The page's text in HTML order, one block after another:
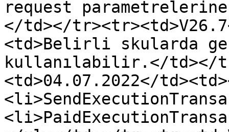
request
</td></
<td>Belirli skularda
kullanılabilir.</td></
<td>04.07.2022</